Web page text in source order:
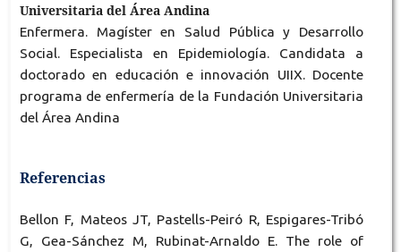
Universitaria del Área Andina
Enfermera. Magíster en Salud Pública y Desarrollo
Social. Especialista en Epidemiología. Candidata a
doctorado en educación e innovación UIIX. Docente
programa de enfermería de la Fundación Universitaria
del Área Andina
Referencias
Bellon F, Mateos JT, Pastells-Peiró R, Espigares-Tribó
G, Gea-Sánchez M, Rubinat-Arnaldo E. The role of